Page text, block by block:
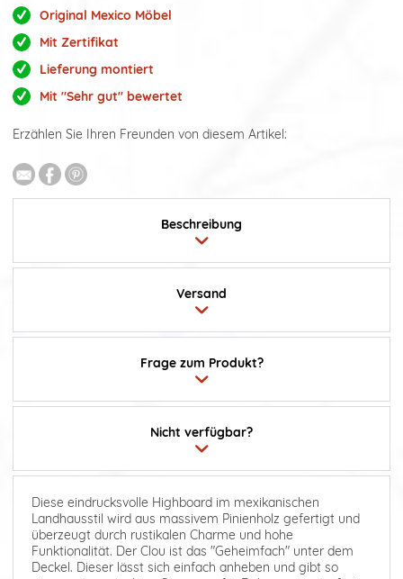
Original Mexico Möbel
Mit Zertifikat
Lieferung montiert
Mit "Sehr gut" bewertet
Erzählen Sie Ihren Freunden von diesem Artikel:
Beschreibung
Frage zum Produkt?
Versand
Nicht verfügbar?
Diese eindrucksvolle Highboard im mexikanischen
Landhausstil wird aus massivem Pinienholz gefertigt und
überzeugt durch rustikalen Charme und hohe
Funktionalität. Der Clou ist das "Geheimfach" unter dem
Deckel. Dieser lässt sich einfach anheben und gibt so